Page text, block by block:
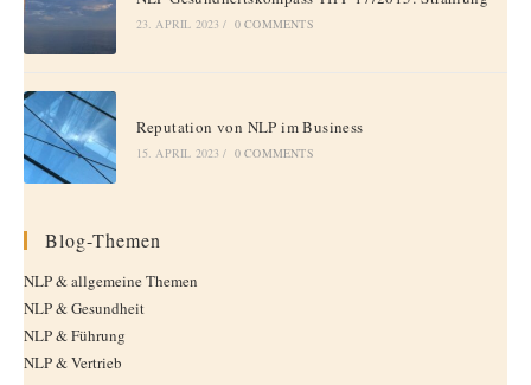
23. APRIL 2023 / 0 COMMENTS
Reputation von NLP im Business
15. APRIL 2023 / 0 COMMENTS
Blog-Themen
NLP & allgemeine Themen
NLP & Gesundheit
NLP & Führung
NLP & Vertrieb